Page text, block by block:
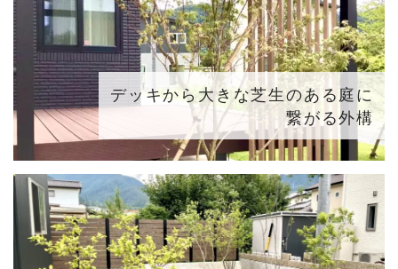
デッキから大きな芝生のある庭に
繋がる外構